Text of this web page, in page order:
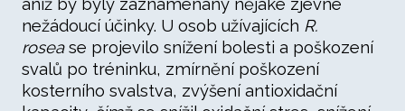
aniž by byly zaznamenány nějaké zjevné
nežádoucí účinky. U osob užívajících R.
rosease projevilo snížení bolesti a poškození
svalů po tréninku, zmírnění poškození
kosterního svalstva, zvýšení antioxidační